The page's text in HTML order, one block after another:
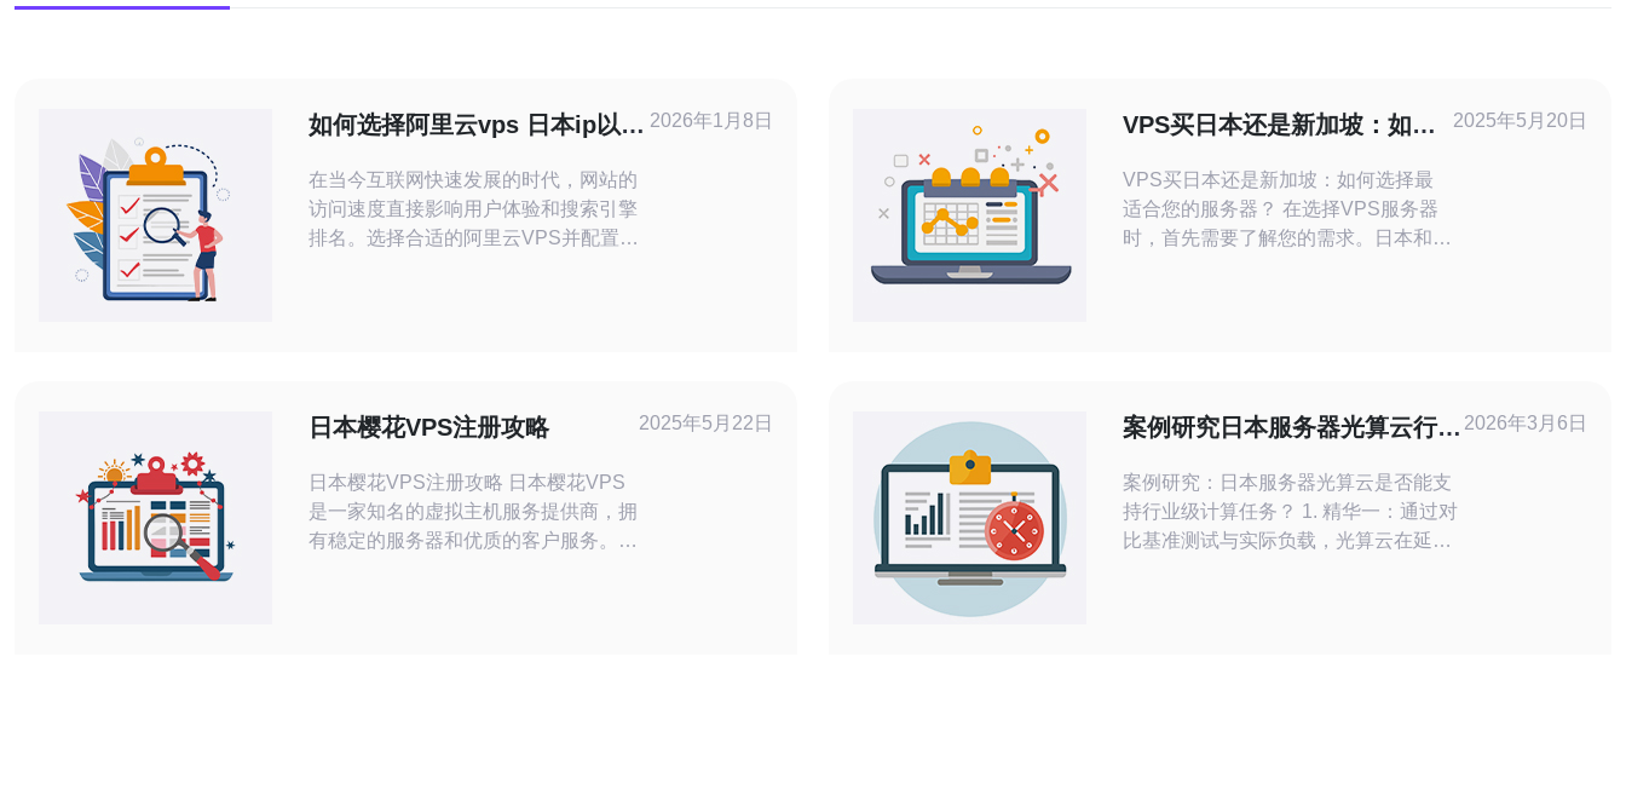
如何选择阿里云vps 日本ip以提
在当今互联网快速发展的时代，网站的
访问速度直接影响用户体验和搜索引擎
排名。选择合适的阿里云VPS并配置日
类型、访问量、预算等。阿里云提供多
种规格的VPS，用户可以根
2026年1月8日
VPS买日本还是新加坡：如何
VPS买日本还是新加坡：如何选择最
适合您的服务器？ 在选择VPS服务器
时，首先需要了解您的需求。日本和新
对稳定，适合需要可靠性的用户。 考
虑到数据中
2025年5月20日
日本樱花VPS注册攻略
日本樱花VPS注册攻略 日本樱花VPS
是一家知名的虚拟主机服务提供商，拥
有稳定的服务器和优质的客户服务。注
2025年5月22日
案例研究日本服务器光算云行不
案例研究：日本服务器光算云是否能支
持行业级计算任务？ 1. 精华一：通过对
比基准测试与实际负载，光算云在延迟
2026年3月6日